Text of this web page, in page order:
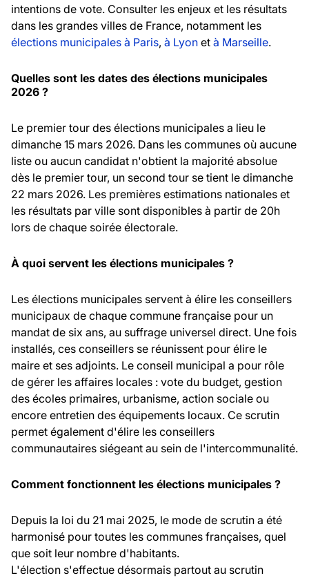
intentions de vote. Consulter les enjeux et les résultats
dans les grandes villes de France, notamment les
élections municipales à Paris, à Lyon et à Marseille.
Quelles sont les dates des élections municipales
2026 ?
Le premier tour des élections municipales a lieu le
dimanche 15 mars 2026. Dans les communes où aucune
liste ou aucun candidat n'obtient la majorité absolue
dès le premier tour, un second tour se tient le dimanche
22 mars 2026. Les premières estimations nationales et
les résultats par ville sont disponibles à partir de 20h
lors de chaque soirée électorale.
À quoi servent les élections municipales ?
Les élections municipales servent à élire les conseillers
municipaux de chaque commune française pour un
mandat de six ans, au suffrage universel direct. Une fois
installés, ces conseillers se réunissent pour élire le
maire et ses adjoints. Le conseil municipal a pour rôle
de gérer les affaires locales : vote du budget, gestion
des écoles primaires, urbanisme, action sociale ou
encore entretien des équipements locaux. Ce scrutin
permet également d'élire les conseillers
communautaires siégeant au sein de l'intercommunalité.
Comment fonctionnent les élections municipales ?
Depuis la loi du 21 mai 2025, le mode de scrutin a été
harmonisé pour toutes les communes françaises, quel
que soit leur nombre d'habitants.
L'élection s'effectue désormais partout au scrutin